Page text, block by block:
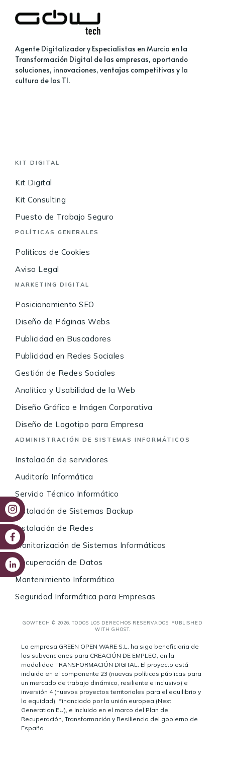
Agente Digitalizador y Especialistas en Murcia en la
Transformación Digital de las empresas, aportando
soluciones, innovaciones, ventajas competitivas y la
cultura de las TI.
KIT DIGITAL
Kit Digital
Kit Consulting
Puesto de Trabajo Seguro
POLÍTICAS GENERALES
Políticas de Cookies
Aviso Legal
MARKETING DIGITAL
Posicionamiento SEO
Diseño de Páginas Webs
Publicidad en Buscadores
Publicidad en Redes Sociales
Gestión de Redes Sociales
Analítica y Usabilidad de la Web
Diseño Gráfico e Imágen Corporativa
Diseño de Logotipo para Empresa
ADMINISTRACIÓN DE SISTEMAS INFORMÁTICOS
Instalación de servidores
Auditoría Informática
Servicio Técnico Informático
Instalación de Sistemas Backup
Instalación de Redes
Monitorización de Sistemas Informáticos
Recuperación de Datos
Mantenimiento Informático
Seguridad Informática para Empresas
GOWTECH © 2026. TODOS LOS DERECHOS RESERVADOS. PUBLISHED
WITH GHOST
La empresa GREEN OPEN WARE S.L. ha sigo beneficiaria de
las subvenciones para CREACIÓN DE EMPLEO, en la
modalidad TRANSFORMACIÓN DIGITAL. El proyecto está
incluido en el componente 23 (nuevas políticas públicas para
un mercado de trabajo dinámico, resiliente e inclusivo) e
inversión 4 (nuevos proyectos territoriales para el equilibrio y
la equidad). Financiado por la unión europea (Next
Generation EU), e incluido en el marco del Plan de
Recuperación, Transformación y Resiliencia del gobierno de
España.